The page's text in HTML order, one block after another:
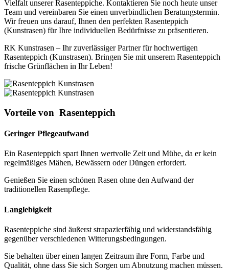
Vielfalt unserer Rasenteppiche. Kontaktieren Sie noch heute unser
Team und vereinbaren Sie einen unverbindlichen Beratungstermin.
Wir freuen uns darauf, Ihnen den perfekten Rasenteppich
(Kunstrasen) für Ihre individuellen Bedürfnisse zu präsentieren.
RK Kunstrasen – Ihr zuverlässiger Partner für hochwertigen
Rasenteppich (Kunstrasen). Bringen Sie mit unserem Rasenteppich
frische Grünflächen in Ihr Leben!
Vorteile von Rasenteppich
Geringer Pflegeaufwand
Ein Rasenteppich spart Ihnen wertvolle Zeit und Mühe, da er kein
regelmäßiges Mähen, Bewässern oder Düngen erfordert.
Genießen Sie einen schönen Rasen ohne den Aufwand der
traditionellen Rasenpflege.
Langlebigkeit
Rasenteppiche sind äußerst strapazierfähig und widerstandsfähig
gegenüber verschiedenen Witterungsbedingungen.
Sie behalten über einen langen Zeitraum ihre Form, Farbe und
Qualität, ohne dass Sie sich Sorgen um Abnutzung machen müssen.